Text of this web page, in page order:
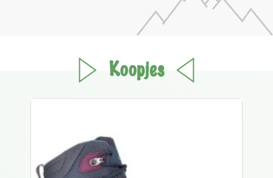
Koopjes